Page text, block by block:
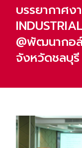
บรรยากาศง
@พัฒนากอ
จังหวัดชลบุรี